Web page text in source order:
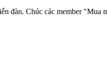
đàn. Chúc các member "Mua